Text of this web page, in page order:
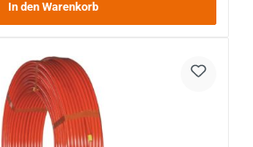
In den Warenkorb